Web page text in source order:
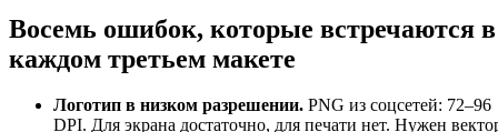
Восемь ошибок, которые встречаются в
каждом третьем макете
Логотип в низком разрешении. PNG из соцсетей: 72–96
DPI. Для экрана достаточно, для печати нет. Нужен